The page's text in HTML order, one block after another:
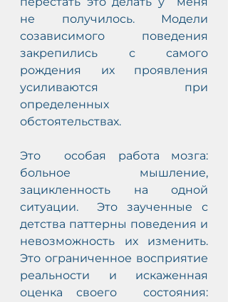
не получилось. Модели
созависимого поведения
закрепились с самого
рождения их проявления
усиливаются при
определенных
обстоятельствах.
Это  особая работа мозга:
больное мышление,
зацикленность на одной
ситуации.  Это заученные с
детства паттерны поведения и
невозможность их изменить.
Это ограниченное восприятие
реальности и искаженная
оценка своего  состояния: